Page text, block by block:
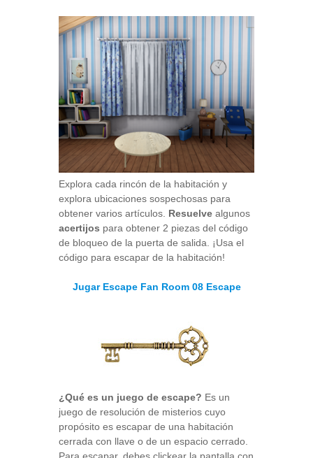
Explora cada rincón de la habitación y
explora ubicaciones sospechosas para
obtener varios artículos. Resuelve algunos
acertijos para obtener 2 piezas del código
de bloqueo de la puerta de salida. ¡Usa el
código para escapar de la habitación!
Jugar Escape Fan Room 08 Escape
¿Qué es un juego de escape? Es un
juego de resolución de misterios cuyo
propósito es escapar de una habitación
cerrada con llave o de un espacio cerrado.